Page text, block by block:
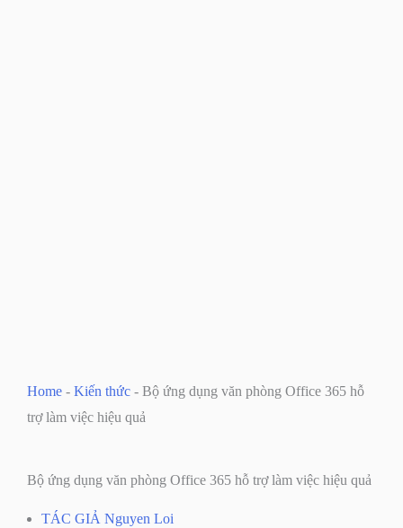
Home - Kiến thức - Bộ ứng dụng văn phòng Office 365 hỗ
trợ làm việc hiệu quả
Bộ ứng dụng văn phòng Office 365 hỗ trợ làm việc hiệu quả
TÁC GIẢ Nguyen Loi